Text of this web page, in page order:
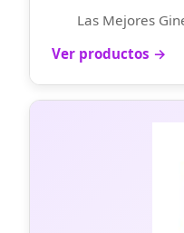
Las Mejores
Ver productos →